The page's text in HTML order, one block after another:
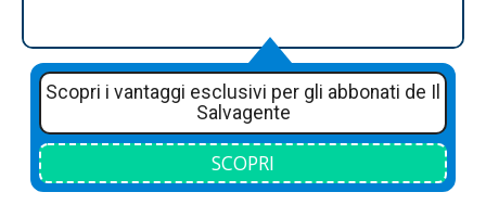
Scopri i vantaggi esclusivi per gli abbonati de Il
Salvagente
SCOPRI